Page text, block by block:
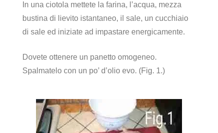
In una ciotola mettete la farina, l’acqua, mezza
bustina di lievito istantaneo, il sale, un cucchiaio
di sale ed iniziate ad impastare energicamente.
Dovete ottenere un panetto omogeneo.
Spalmatelo con un po’ d’olio evo. (Fig. 1.)